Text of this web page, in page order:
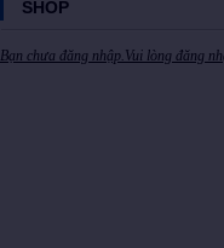
SHOP
Bạn chưa đăng nhập.Vui lòng đăng